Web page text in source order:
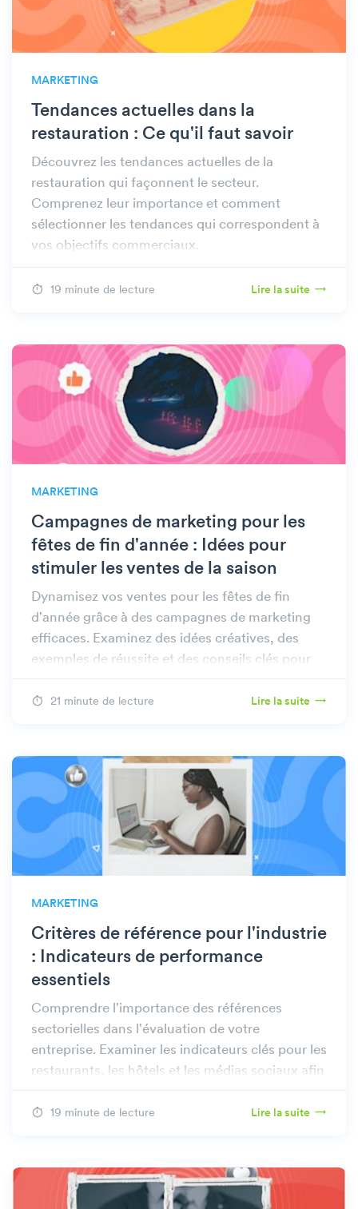
MARKETING
Tendances actuelles dans la
restauration : Ce qu'il faut savoir
Découvrez les tendances actuelles de la
restauration qui façonnent le secteur.
Comprenez leur importance et comment
sélectionner les tendances qui correspondent à
vos objectifs commerciaux.
19 minute de lecture Lire la suite
MARKETING
Campagnes de marketing pour les
fêtes de fin d'année : Idées pour
stimuler les ventes de la saison
Dynamisez vos ventes pour les fêtes de fin
d'année grâce à des campagnes de marketing
efficaces. Examinez des idées créatives, des
exemples de réussite et des conseils clés pour
promouvoir vos actions saisonnières.
21 minute de lecture Lire la suite
MARKETING
Critères de référence pour l'industrie
: Indicateurs de performance
essentiels
Comprendre l'importance des références
sectorielles dans l'évaluation de votre
entreprise. Examiner les indicateurs clés pour les
restaurants, les hôtels et les médias sociaux afin
d'améliorer les performances.
19 minute de lecture Lire la suite